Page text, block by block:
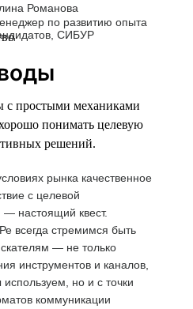
Романова
по развитию опыта
СИБУР
с простыми механиками
понимать целевую
решений.
рынка качественное
с целевой
— настоящий квест.
всегда стремимся быть
— не только
инструментов и каналов,
но и с точки
коммуникации